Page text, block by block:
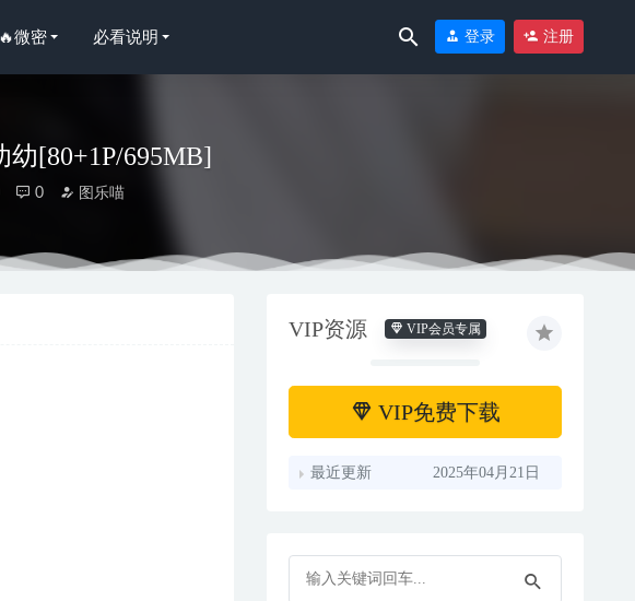
🔥微密 必看说明 登录 注册
幼[80+1P/695MB]
0 图乐喵
VIP资源 VIP会员专属
VIP免费下载
最近更新 2025年04月21日